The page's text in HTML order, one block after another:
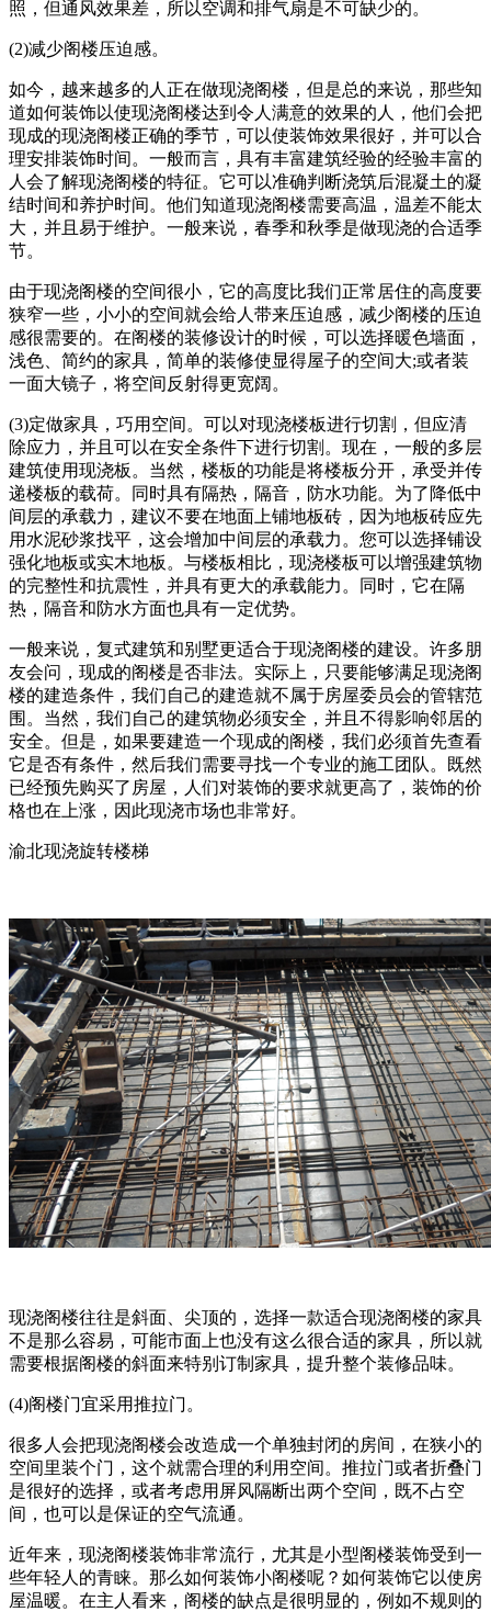
照，但通风效果差，所以空调和排气扇是不可缺少的。
(2)减少阁楼压迫感。
如今，越来越多的人正在做现浇阁楼，但是总的来说，那些知
道如何装饰以使现浇阁楼达到令人满意的效果的人，他们会把
现成的现浇阁楼正确的季节，可以使装饰效果很好，并可以合
理安排装饰时间。一般而言，具有丰富建筑经验的经验丰富的
人会了解现浇阁楼的特征。它可以准确判断浇筑后混凝土的凝
结时间和养护时间。他们知道现浇阁楼需要高温，温差不能太
大，并且易于维护。一般来说，春季和秋季是做现浇的合适季
节。
由于现浇阁楼的空间很小，它的高度比我们正常居住的高度要
狭窄一些，小小的空间就会给人带来压迫感，减少阁楼的压迫
感很需要的。在阁楼的装修设计的时候，可以选择暖色墙面，
浅色、简约的家具，简单的装修使显得屋子的空间大;或者装
一面大镜子，将空间反射得更宽阔。
(3)定做家具，巧用空间。可以对现浇楼板进行切割，但应清
除应力，并且可以在安全条件下进行切割。现在，一般的多层
建筑使用现浇板。当然，楼板的功能是将楼板分开，承受并传
递楼板的载荷。同时具有隔热，隔音，防水功能。为了降低中
间层的承载力，建议不要在地面上铺地板砖，因为地板砖应先
用水泥砂浆找平，这会增加中间层的承载力。您可以选择铺设
强化地板或实木地板。与楼板相比，现浇楼板可以增强建筑物
的完整性和抗震性，并具有更大的承载能力。同时，它在隔
热，隔音和防水方面也具有一定优势。
一般来说，复式建筑和别墅更适合于现浇阁楼的建设。许多朋
友会问，现成的阁楼是否非法。实际上，只要能够满足现浇阁
楼的建造条件，我们自己的建造就不属于房屋委员会的管辖范
围。当然，我们自己的建筑物必须安全，并且不得影响邻居的
安全。但是，如果要建造一个现成的阁楼，我们必须首先查看
它是否有条件，然后我们需要寻找一个专业的施工团队。既然
已经预先购买了房屋，人们对装饰的要求就更高了，装饰的价
格也在上涨，因此现浇市场也非常好。
渝北现浇旋转楼梯
现浇阁楼往往是斜面、尖顶的，选择一款适合现浇阁楼的家具
不是那么容易，可能市面上也没有这么很合适的家具，所以就
需要根据阁楼的斜面来特别订制家具，提升整个装修品味。
(4)阁楼门宜采用推拉门。
很多人会把现浇阁楼会改造成一个单独封闭的房间，在狭小的
空间里装个门，这个就需合理的利用空间。推拉门或者折叠门
是很好的选择，或者考虑用屏风隔断出两个空间，既不占空
间，也可以是保证的空气流通。
近年来，现浇阁楼装饰非常流行，尤其是小型阁楼装饰受到一
些年轻人的青睐。那么如何装饰小阁楼呢？如何装饰它以使房
屋温暖。在主人看来，阁楼的缺点是很明显的，例如不规则的